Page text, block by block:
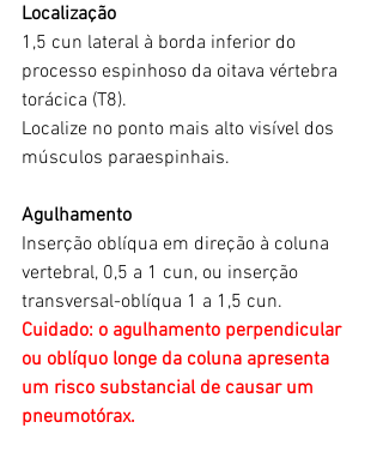
Localização
1,5 cun lateral à borda inferior do
processo espinhoso da oitava vértebra
torácica (T8).
Localize no ponto mais alto visível dos
músculos paraespinhais.
Agulhamento
Inserção oblíqua em direção à coluna
vertebral, 0,5 a 1 cun, ou inserção
transversal-oblíqua 1 a 1,5 cun.
Cuidado: o agulhamento perpendicular
ou oblíquo longe da coluna apresenta
um risco substancial de causar um
pneumotórax.